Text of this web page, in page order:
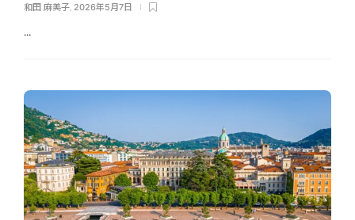
和田 麻美子 2026年5月7日
...